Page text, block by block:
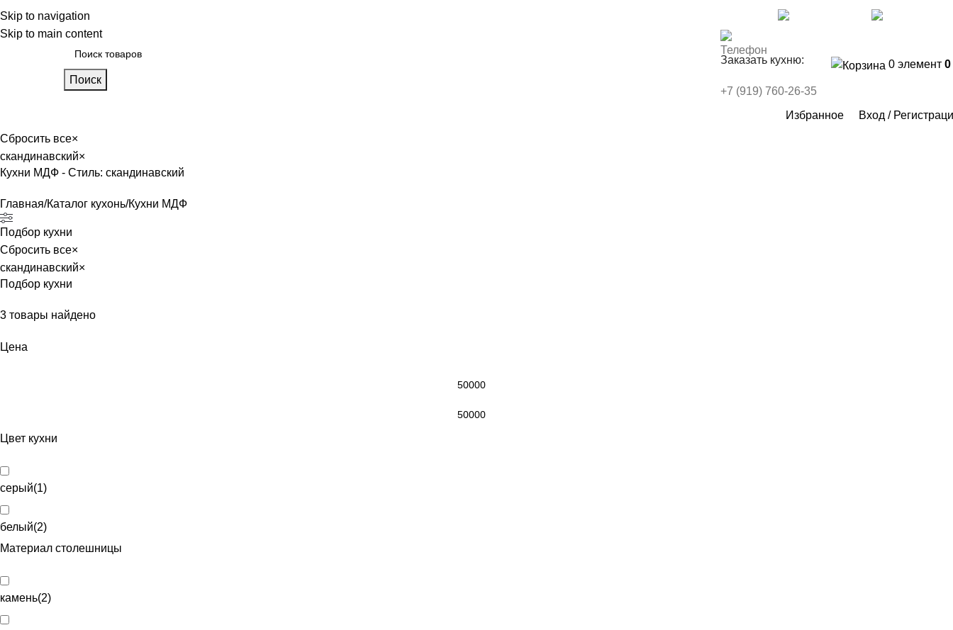
Skip to navigation
Skip to main content
БлогКалькулятор кухни
Поиск
Заказать кухню:
+7 (919) 760-26-35
0 элемент 0
Избранное
Вход /
Сбросить все×
скандинавский×
Кухни МДФ - Стиль: скандинавский
Главная Каталог кухонь Кухни МДФ
Подбор кухни
Сбросить все×
скандинавский×
Подбор кухни
3 товары найдено
Цена
Цвет кухни
серый(1)
белый(2)
Материал столешницы
камень(2)